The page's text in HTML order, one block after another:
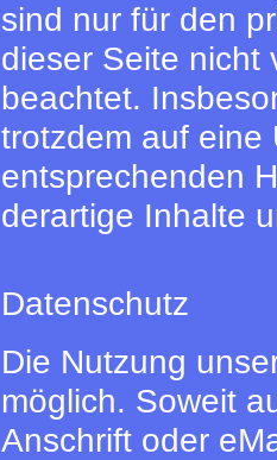
sind nur für den
dieser Seite nicht
beachtet.
trotzdem auf eine
entsprechenden
derartige Inhalte
Datenschutz
Die Nutzung
möglich. Soweit
Anschrift oder